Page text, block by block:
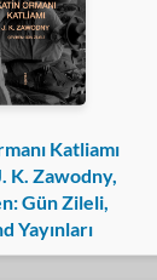
Katliamı
K. Zawodny,
Gün Zileli,
Yayınları